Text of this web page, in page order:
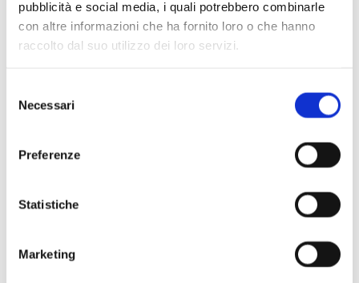
pubblicità e social media, i quali potrebbero combinarle
con altre informazioni che ha fornito loro o che hanno
raccolto dal suo utilizzo dei loro servizi.
delNecessari
Preferenze
Statistiche
Marketing